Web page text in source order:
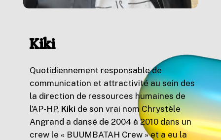
Kiki
Quotidiennement responsable de
communication et attractivité au sein des
la direction de ressources humaines de
l’AP-HP, Kiki de son vrai nom Chrystèle
Angrand a dansé de 2004 à 2010 dans un
crew le « BUUMBATAH Crew » et a eu la